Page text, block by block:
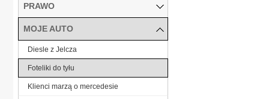
PRAWO
MOJE AUTO
Diesle z Jelcza
Foteliki do tyłu
Klienci marzą o mercedesie